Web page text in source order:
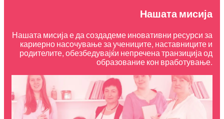
Нашата мисија
Нашата мисија е да создадеме иновативни ресурси за
кариерно насочување за учениците, наставниците и
родителите, обезбедувајќи непречена транзиција од
образование кон вработување.